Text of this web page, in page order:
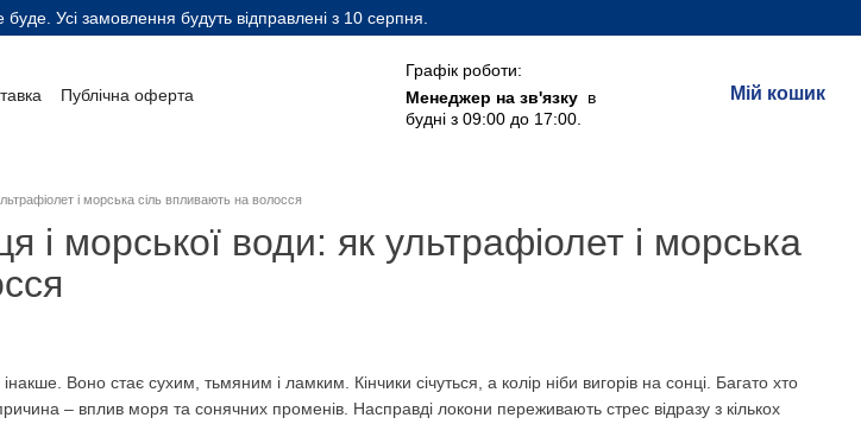
Усі замовлення будуть відправлені з 10 серпня.
Публічна оферта
Графік роботи:
Менеджер на зв'язкув
будні з 09:00 до 17:00.
Мій кошик
і морська сіль впливають на волосся
і морської води: як ультрафіолет і морська
інакше. Воно стає сухим, тьмяним і ламким. Кінчики січуться, а колір ніби вигорів на сонці. Багато хто
– вплив моря та сонячних променів. Насправді локони переживають стрес відразу з кількох